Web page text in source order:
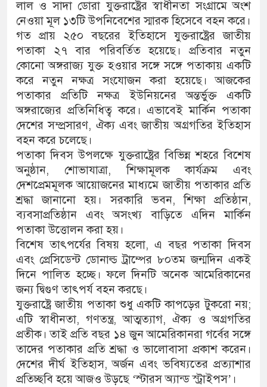
লাল ও সাদা ডোরা যুক্তরাষ্ট্রের স্বাধীনতা সংগ্রামে অংশ
নেওয়া মূল ১৩টি উপনিবেশের স্মারক হিসেবে বহন করে।
গত প্রায় ২৫০ বছরের ইতিহাসে যুক্তরাষ্ট্রের জাতীয়
পতাকা ২৭ বার পরিবর্তিত হয়েছে। প্রতিবার নতুন
কোনো অঙ্গরাজ্য যুক্ত হওয়ার সঙ্গে সঙ্গে পতাকায় একটি
করে নতুন নক্ষত্র সংযোজন করা হয়েছে। আজকের
পতাকার প্রতিটি নক্ষত্র ইউনিয়নের অন্তর্ভুক্ত একটি
অঙ্গরাজ্যের প্রতিনিধিত্ব করে। এভাবেই মার্কিন পতাকা
দেশের সম্প্রসারণ, ঐক্য এবং জাতীয় অগ্রগতির ইতিহাস
বহন করে চলেছে।
পতাকা দিবস উপলক্ষে যুক্তরাষ্ট্রের বিভিন্ন শহরে বিশেষ
অনুষ্ঠান, শোভাযাত্রা, শিক্ষামূলক কার্যক্রম এবং
দেশপ্রেমমূলক আয়োজনের মাধ্যমে জাতীয় পতাকার প্রতি
শ্রদ্ধা জানানো হয়। সরকারি ভবন, শিক্ষা প্রতিষ্ঠান,
ব্যবসাপ্রতিষ্ঠান এবং অসংখ্য বাড়িতে এদিন মার্কিন
পতাকা উত্তোলন করা হয়।
বিশেষ তাৎপর্যের বিষয় হলো, এ বছর পতাকা দিবস
এবং প্রেসিডেন্ট ডোনাল্ড ট্রাম্পের ৮০তম জন্মদিন একই
দিনে পালিত হচ্ছে। ফলে দিনটি অনেক আমেরিকানের
জন্য দ্বিগুণ তাৎপর্য বহন করছে।
যুক্তরাষ্ট্রে জাতীয় পতাকা শুধু একটি কাপড়ের টুকরো নয়;
এটি স্বাধীনতা, গণতন্ত্র, আত্মত্যাগ, ঐক্য ও অগ্রগতির
প্রতীক। তাই প্রতি বছর ১৪ জুন আমেরিকানরা গর্বের সঙ্গে
তাদের পতাকার প্রতি শ্রদ্ধা ও ভালোবাসা প্রকাশ করেন।
দেশের দীর্ঘ ইতিহাস, অর্জন এবং ভবিষ্যতের প্রত্যাশার
প্রতিচ্ছবি হয়ে আজও উড়ছে ‘স্টারস অ্যান্ড স্ট্রাইপস’।